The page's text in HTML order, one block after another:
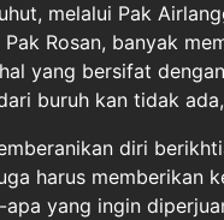
melalui Pak
Pak Rosan, banyak
yang bersifat
buruh kan tidak
diri
harus memberikan
yang ingin